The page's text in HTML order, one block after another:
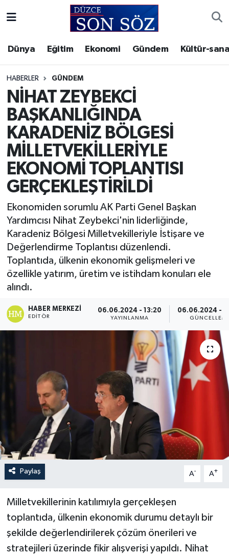
Dünya Eğitim Ekonomi Gündem Kültür-
HABERLER GÜNDEM
NİHAT ZEYBEKCİ
BAŞKANLIĞINDA
KARADENİZ BÖLGESİ
MİLLETVEKİLLERİYLE
EKONOMİ TOPLANTISI
GERÇEKLEŞTİRİLDİ
Ekonomiden sorumlu AK Parti Genel Başkan
Yardımcısı Nihat Zeybekci'nin liderliğinde,
Karadeniz Bölgesi Milletvekilleriyle İstişare ve
Değerlendirme Toplantısı düzenlendi.
Toplantıda, ülkenin ekonomik gelişmeleri ve
özellikle yatırım, üretim ve istihdam konuları ele
alındı.
HABER MERKEZI
EDITÖR
06.06.2024 - 13:20
YAYINLANMA
06.06.2024 -
Paylaş A- A+
Milletvekillerinin katılımıyla gerçekleşen
toplantıda, ülkenin ekonomik durumu detaylı bir
şekilde değerlendirilerek çözüm önerileri ve
stratejileri üzerinde fikir alışverişi yapıldı. Nihat
Gizlilik Sözleşmesi
İletişim
Künye
Video Galeri
Akçakoca Hava Durumu
Akçakoca Trafik Yoğunluk Haritası
Süper Lig Puan Durumu ve Fikstür
Tüm Manşetler
Son Dakika Haberleri
Haber Arşivi